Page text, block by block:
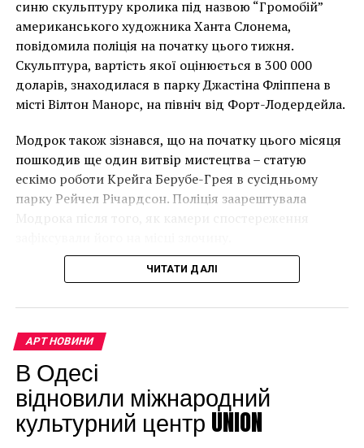
має ознаки вуличного художника Бенксі, на стіні в
Лоустофті на східному узбережжі Англії 8 серпня 2021
року. (Фото Джастіна Талліса / AFP)
В інтерв’ю “Таймс” пан Куттс сказав:
“Спочатку це було
неймовірно, але з
розвитком подій це
стало надзвичайно
впевнений, що Бенксі
усвідомлює
непередбачувані
наслідки для власників
будинків. Якби ми
могли повернути час
назад, ми б це
синю скульптуру кролика під назвою “Громобій”
американського художника Ханта Слонема,
повідомила поліція на початку цього тижня.
Скульптура, вартість якої оцінюється в 300 000
доларів, знаходилася в парку Джастіна Фліппена в
місті Вілтон Манорс, на північ від Форт-Лодердейла.
Модрок також зізнався, що на початку цього місяця
пошкодив ще один витвір мистецтва – статую
ескімо роботи Крейга Берубе-Грея в сусідньому
парку Рейчел Річардсон. Поліція заарештувала
Модрока після того, як камери спостереження
ЧИТАТИ ДАЛІ
АРТ НОВИНИ
В Одесі
відновили міжнародний
культурний центр UNION